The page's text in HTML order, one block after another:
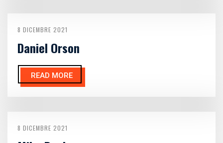
8 DICEMBRE 2021
Daniel Orson
READ MORE
8 DICEMBRE 2021